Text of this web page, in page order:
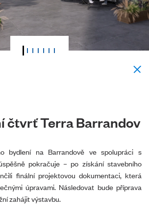
čtvrť Terra Barrandov
bydlení na Barrandově ve spolupráci s
pokračuje – po získání stavebního
finální projektovou dokumentaci, která
úpravami. Následovat bude příprava
zahájit výstavbu.